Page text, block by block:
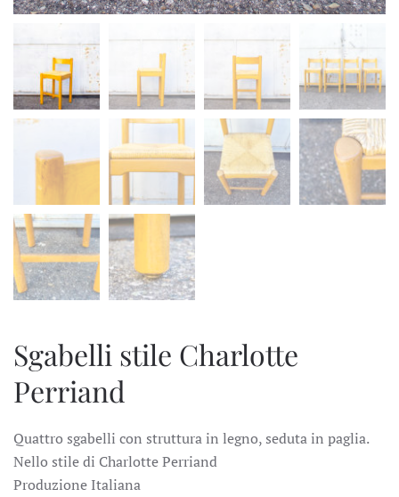
Sgabelli stile Charlotte
Perriand
Quattro sgabelli con struttura in legno, seduta in paglia.
Nello stile di Charlotte Perriand
Produzione Italiana